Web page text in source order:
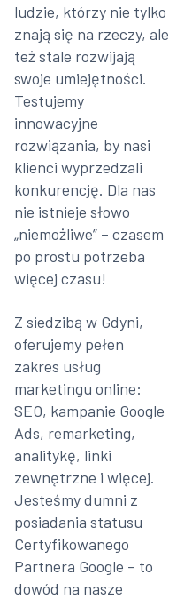
ludzie, którzy nie tylko
znają się na rzeczy, ale
też stale rozwijają
swoje umiejętności.
Testujemy
innowacyjne
rozwiązania, by nasi
klienci wyprzedzali
konkurencję. Dla nas
nie istnieje słowo
„niemożliwe” – czasem
po prostu potrzeba
więcej czasu!
Z siedzibą w Gdyni,
oferujemy pełen
zakres usług
marketingu online:
SEO, kampanie Google
Ads, remarketing,
analitykę, linki
zewnętrzne i więcej.
Jesteśmy dumni z
posiadania statusu
Certyfikowanego
Partnera Google – to
dowód na nasze